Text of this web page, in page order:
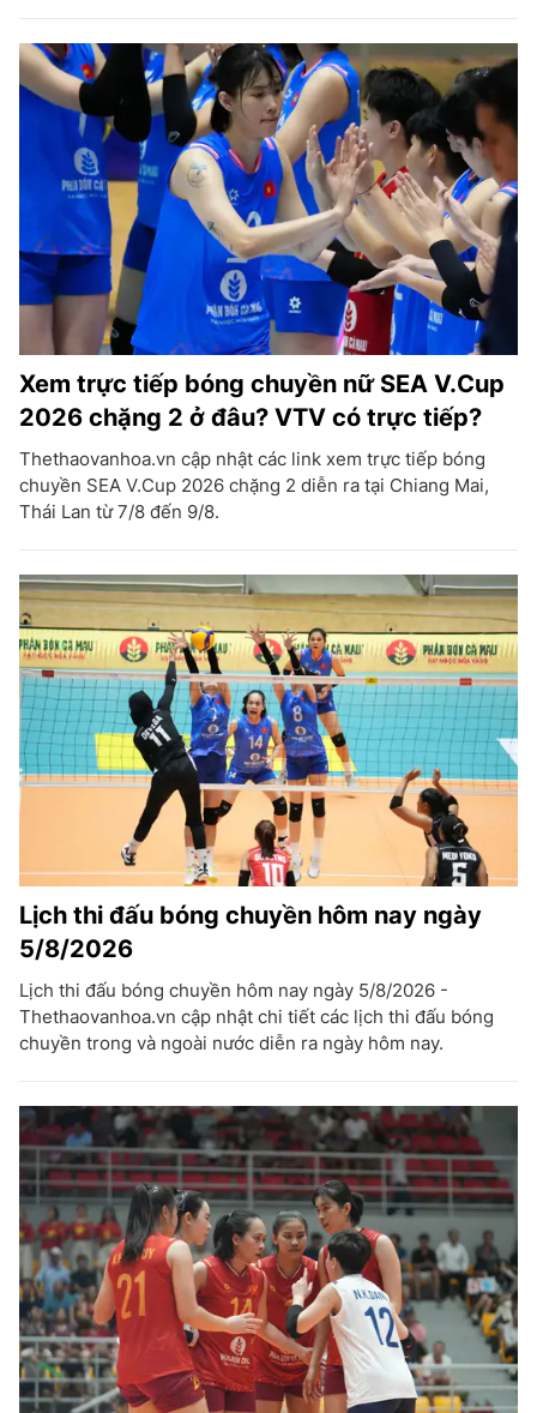
Xem trực tiếp bóng chuyền nữ SEA V.Cup
2026 chặng 2 ở đâu? VTV có trực tiếp?
Thethaovanhoa.vn cập nhật các link xem trực tiếp bóng
chuyền SEA V.Cup 2026 chặng 2 diễn ra tại Chiang Mai,
Thái Lan từ 7/8 đến 9/8.
Lịch thi đấu bóng chuyền hôm nay ngày
5/8/2026
Lịch thi đấu bóng chuyền hôm nay ngày 5/8/2026 -
Thethaovanhoa.vn cập nhật chi tiết các lịch thi đấu bóng
chuyền trong và ngoài nước diễn ra ngày hôm nay.